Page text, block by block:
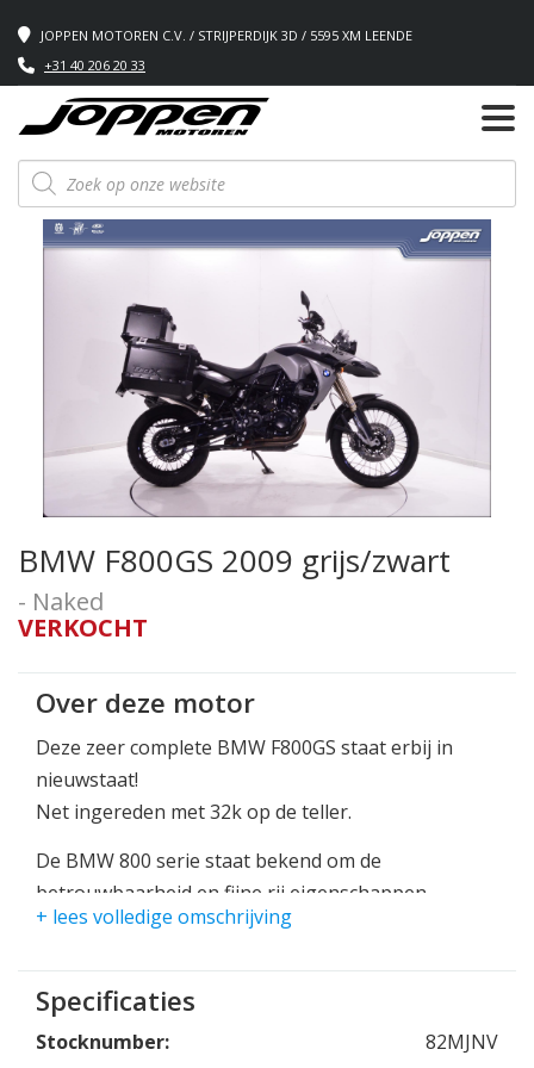
JOPPEN MOTOREN C.V. / STRIJPERDIJK 3D / 5595 XM LEENDE
+31 40 206 20 33
Producten
zoeken
BMW F800GS 2009 grijs/zwart
- Naked
VERKOCHT
Over deze motor
Deze zeer complete BMW F800GS staat erbij in
nieuwstaat!
Net ingereden met 32k op de teller.
De BMW 800 serie staat bekend om de
betrouwbaarheid en fijne rij eigenschappen.
adventure bike.
verhard of onverhard, met deze motorfiets kan je
overal komen!
+ lees volledige omschrijving
Specificaties
Stocknumber:
82MJNV